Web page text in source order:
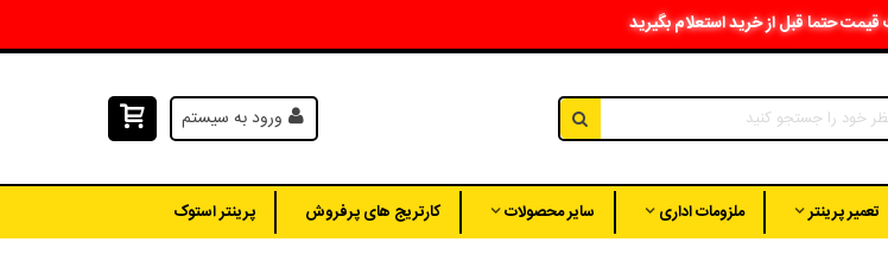
قیمت حتما قبل از خرید استعلام بگیرید
ورود به سیستم
تعمیر پرینتر ملزومات اداری سایر محصولات کارتریج های پرفروش پرینتر استوک